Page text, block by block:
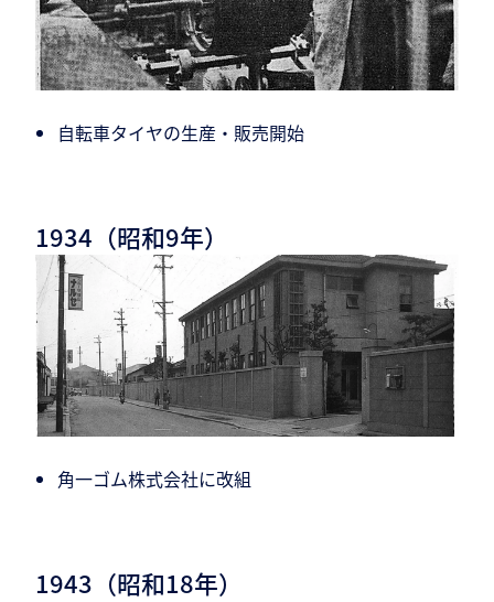
自転車タイヤの生産・販売開始
1934（昭和9年）
角一ゴム株式会社に改組
1943（昭和18年）